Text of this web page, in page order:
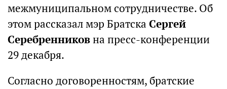
межмуниципальном сотрудничестве. Об
этом рассказал мэр Братска Сергей
Серебренниковна пресс-конференции
29 декабря.
Согласно договоренностям, братские